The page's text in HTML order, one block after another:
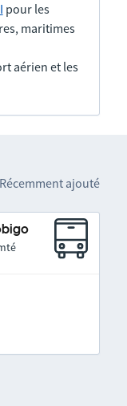
pour les
maritimes
aérien et les
Récemment ajouté